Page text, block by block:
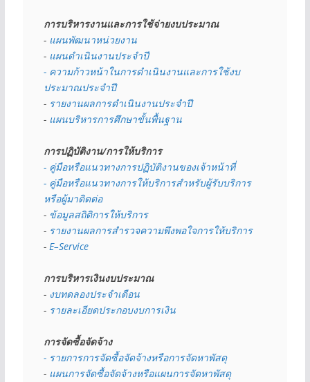
การบริหารงานและการใช้จ่ายงบประมาณ
- แผนพัฒนาหน่วยงาน
- แผนดำเนินงานประจำปี
- ความก้าวหน้าในการดำเนินงานและการใช้งบ
ประมาณประจำปี
- รายงานผลการดำเนินงานประจำปี
- แผนบริหารการศึกษาขั้นพื้นฐาน
การปฏิบัติงาน/การให้บริการ
- คู่มือหรือแนวทางการปฏิบัติงานของเจ้าหน้าที่
- คู่มือหรือแนวทางการให้บริการสำหรับผู้รับบริการ
หรือผู้มาติดต่อ
- ข้อมูลสถิติการให้บริการ
- รายงานผลการสำรวจความพึงพอใจการให้บริการ
- E–Service
การบริหารเงินงบประมาณ
- งบทดลองประจำเดือน
- รายละเอียดประกอบงบการเงิน
การจัดซื้อจัดจ้าง
- รายการการจัดซื้อจัดจ้างหรือการจัดหาพัสดุ
- แผนการจัดซื้อจัดจ้างหรือแผนการจัดหาพัสดุ